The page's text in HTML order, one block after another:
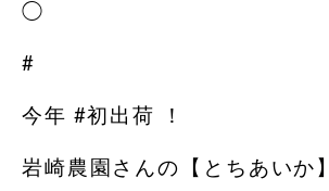
◯
#
今年 #初出荷 ！
岩崎農園さんの【とちあいか】